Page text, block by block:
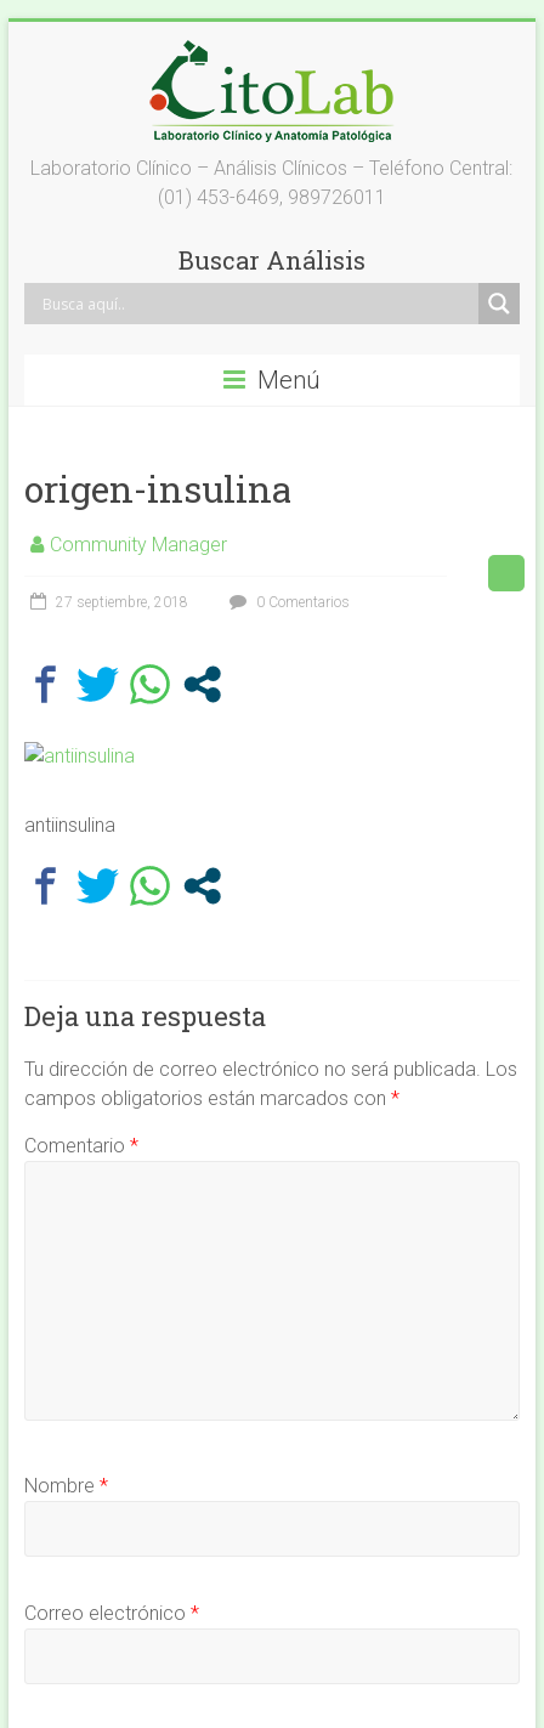
Laboratorio
Análisis
Clínicos
–
Laboratorio Clínico – Análisis Clínicos – Teléfono Central:
(01) 453-6469, 989726011
Buscar Análisis
Menú
origen-insulina
Community Manager
27 septiembre, 2018 0 Comentarios
antiinsulina
Deja una respuesta
Tu dirección de correo electrónico no será publicada. Los
campos obligatorios están marcados con *
Comentario *
Nombre *
Correo electrónico *